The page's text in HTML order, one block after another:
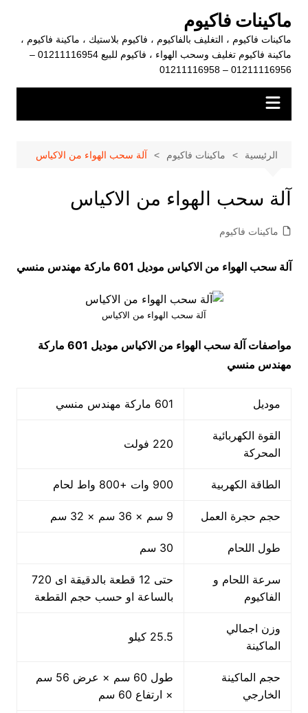
المحتوى
ماكينات فاكيوم
ماكينات فاكيوم ، التغليف بالفاكيوم ، فاكيوم بلاستيك ، ماكينة فاكيوم ،
ماكينة فاكيوم تغليف وسحب الهواء ، فاكيوم للبيع 01211116954 –
01211116956 – 01211116958
الرئيسية ماكينات فاكيوم آلة سحب الهواء من الاكياس
آلة سحب الهواء من الاكياس
ماكينات فاكيوم
آلة سحب الهواء من الاكياس موديل 601 ماركة مهندس منسي
آلة سحب الهواء من الاكياس
مواصفات آلة سحب الهواء من الاكياس
موديل 601 ماركة
مهندس منسي
موديل 601 ماركة مهندس منسي
القوة الكهربائية
المحركة
220 فولت
الطاقة الكهربية 900 وات +800 واط لحام
حجم حجرة العمل 9 سم × 36 سم × 32 سم
طول اللحام 30 سم
سرعة اللحام و
الفاكيوم
حتى 12 قطعة بالدقيقة اى 720
بالساعة او حسب حجم القطعة
وزن اجمالي
الماكينة
25.5 كيلو
حجم الماكينة
الخارجي
طول 60 سم × عرض 56 سم
× ارتفاع 60 سم